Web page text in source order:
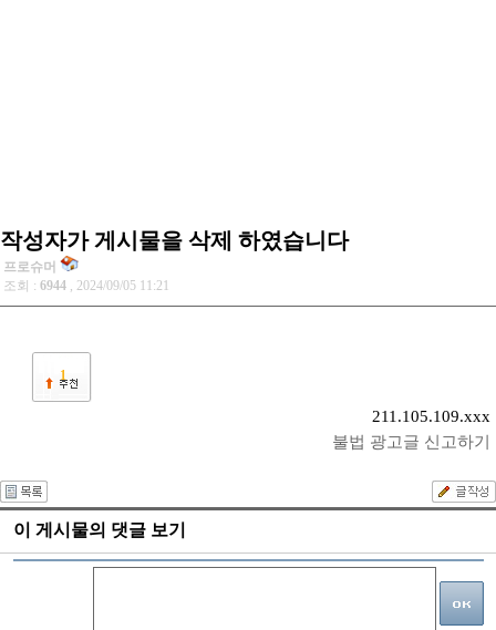
작성자가 게시물을 삭제 하였습니다
프로슈머
조회 : 6944 , 2024/09/05 11:21
1
211.105.109.xxx
불법 광고글 신고하기
이 게시물의 댓글 보기